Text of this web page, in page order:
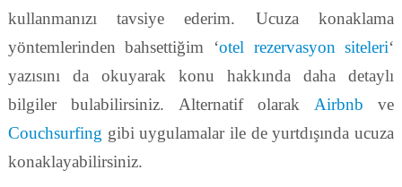
kullanmanızı tavsiye ederim. Ucuza konaklama
yöntemlerinden bahsettiğim ‘otel rezervasyon siteleri‘
yazısını da okuyarak konu hakkında daha detaylı
bilgiler bulabilirsiniz. Alternatif olarak Airbnb ve
Couchsurfing gibi uygulamalar ile de yurtdışında ucuza
konaklayabilirsiniz.